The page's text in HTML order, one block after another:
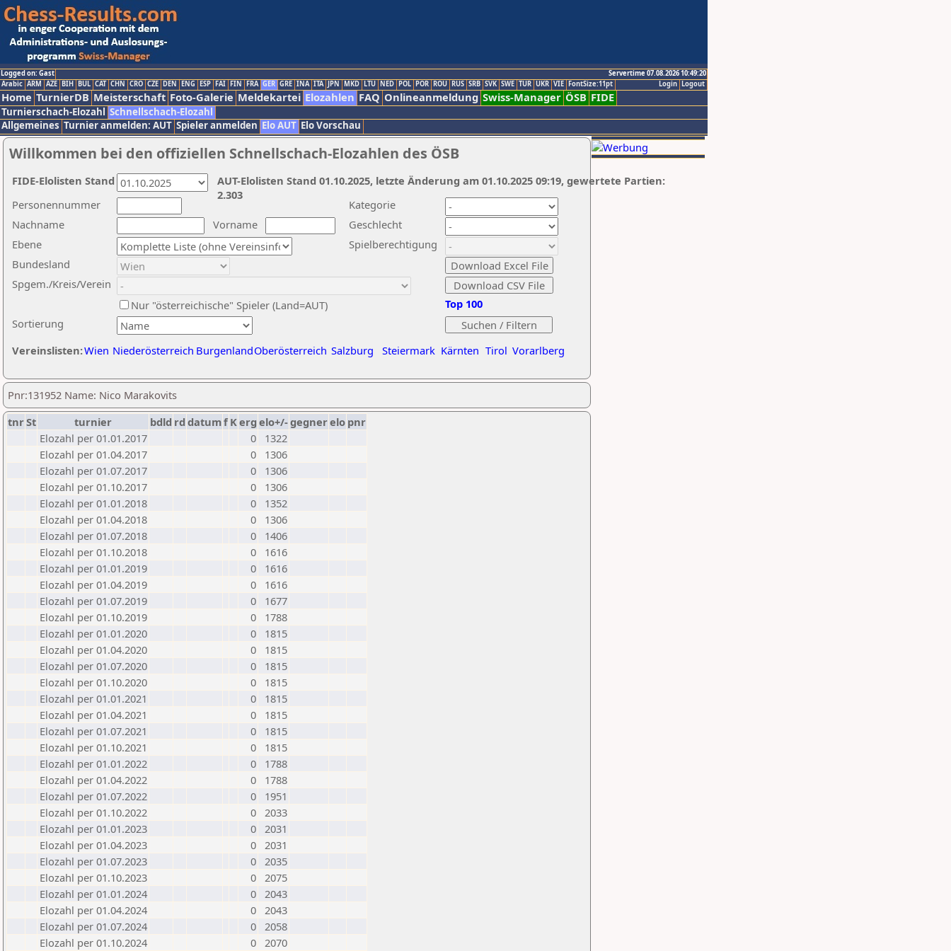
Logged on: Gast
Servertime 07.08.2026 10:49:20
Logout
Login
Arabic ARM AZE BIH BUL CAT CHN CRO CZE DEN ENG ESP FAI FIN FRA GER GRE INA ITA JPN MKD LTU NED POL POR ROU RUS SRB SVK SWE TUR UKR VIE FontSize:11pt
Home TurnierDB Meisterschaft Foto-Galerie Meldekartei Elozahlen FAQ Onlineanmeldung Swiss-Manager ÖSB FIDE
Turnierschach-Elozahl Schnellschach-Elozahl
Allgemeines Turnier anmelden: AUT Spieler anmelden Elo AUT Elo Vorschau
Willkommen bei den offiziellen Schnellschach-Elozahlen des ÖSB
Nachname
Vorname
Ebene
Kategorie
Sortierung
Personennummer
Bundesland
Spgem./Kreis/Verein
Geschlecht
Nur "österreichische" Spieler (Land=AUT)
Spielberechtigung
Vereinslisten:Wien Niederösterreich BurgenlandOberösterreich Salzburg Steiermark Kärnten Tirol Vorarlberg
Top 100
AUT-Elolisten Stand 01.10.2025, letzte Änderung am 01.10.2025 09:19, gewertete Partien:
2.303
FIDE-Elolisten Stand
Pnr:131952 Name: Nico Marakovits
tnrSt turnier bdld rd datumf Kerg elo+/-gegnerelo pnr
Elozahl per 01.01.2017
0
1322
Elozahl per 01.04.2017
0
1306
Elozahl per 01.07.2017
0
1306
Elozahl per 01.10.2017
0
1306
Elozahl per 01.01.2018
0
1352
Elozahl per 01.04.2018
0
1306
Elozahl per 01.07.2018
0
1406
Elozahl per 01.10.2018
0
1616
Elozahl per 01.01.2019
0
1616
Elozahl per 01.04.2019
0
1616
Elozahl per 01.07.2019
0
1677
Elozahl per 01.10.2019
0
1788
Elozahl per 01.01.2020
0
1815
Elozahl per 01.04.2020
0
1815
Elozahl per 01.07.2020
0
1815
Elozahl per 01.10.2020
0
1815
Elozahl per 01.01.2021
0
1815
Elozahl per 01.04.2021
0
1815
Elozahl per 01.07.2021
0
1815
Elozahl per 01.10.2021
0
1815
Elozahl per 01.01.2022
0
1788
Elozahl per 01.04.2022
0
1788
Elozahl per 01.07.2022
0
1951
Elozahl per 01.10.2022
0 2033
Elozahl per 01.01.2023
0 2031
Elozahl per 01.04.2023
0 2031
Elozahl per 01.07.2023
0 2035
Elozahl per 01.10.2023
0 2075
Elozahl per 01.01.2024
0 2043
Elozahl per 01.04.2024
0 2043
Elozahl per 01.07.2024
0 2058
Elozahl per 01.10.2024
0 2070